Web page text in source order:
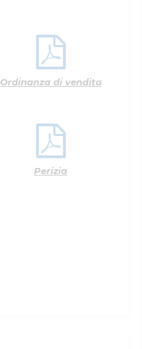
Ordinanza di vendita
Perizia